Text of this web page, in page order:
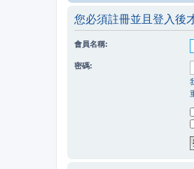
您必須註冊並且登入後
會員名稱:
密碼: